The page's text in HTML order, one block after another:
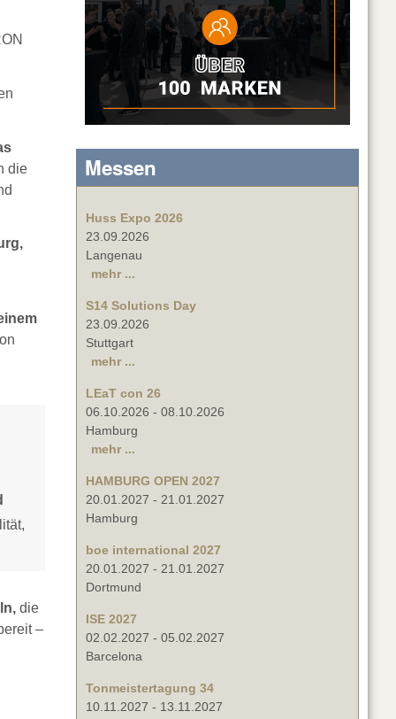
die
die
–
Messen
Huss Expo 2026
23.09.2026
Langenau
mehr ...
S14 Solutions Day
23.09.2026
Stuttgart
mehr ...
LEaT con 26
06.10.2026 - 08.10.2026
Hamburg
mehr ...
HAMBURG OPEN 2027
20.01.2027 - 21.01.2027
Hamburg
boe international 2027
20.01.2027 - 21.01.2027
Dortmund
ISE 2027
02.02.2027 - 05.02.2027
Barcelona
Tonmeistertagung 34
10.11.2027 - 13.11.2027